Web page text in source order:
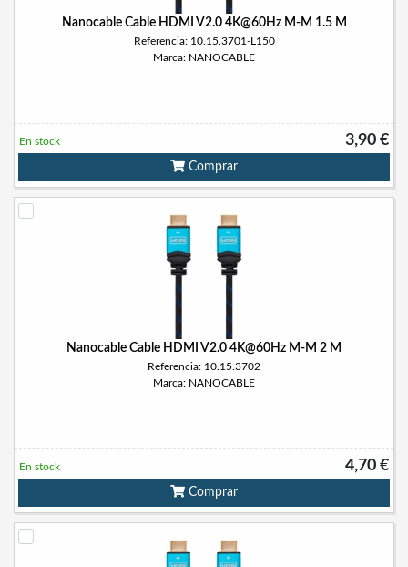
Nanocable Cable HDMI V2.0 4K@60Hz M-M 1.5 M
Referencia: 10.15.3701-L150
Marca: NANOCABLE
3,90 €
En stock
Comprar
Nanocable Cable HDMI V2.0 4K@60Hz M-M 2 M
Referencia: 10.15.3702
Marca: NANOCABLE
4,70 €
En stock
Comprar